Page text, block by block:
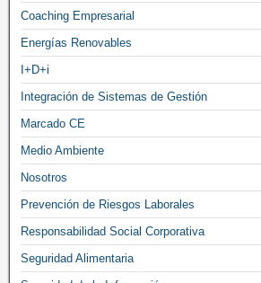
Coaching Empresarial
Energías Renovables
I+D+i
Integración de Sistemas de Gestión
Marcado CE
Medio Ambiente
Nosotros
Prevención de Riesgos Laborales
Responsabilidad Social Corporativa
Seguridad Alimentaria